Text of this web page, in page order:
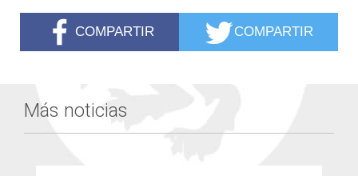
COMPARTIR COMPARTIR
Más noticias